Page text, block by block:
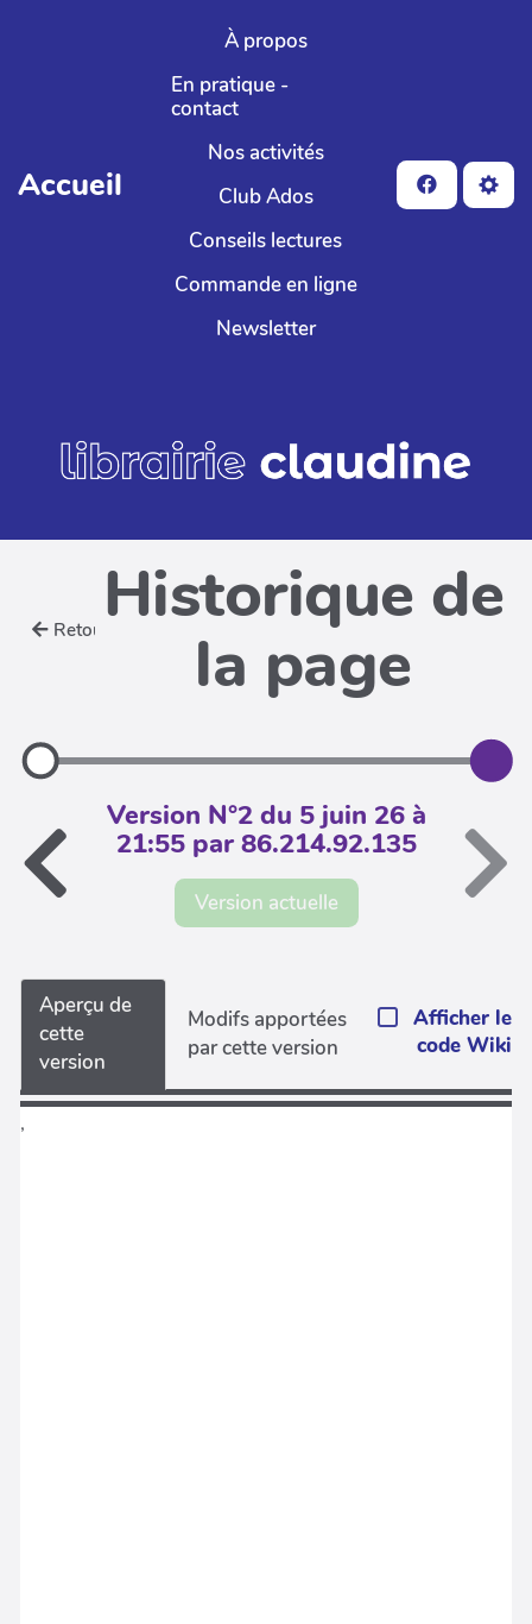
Aller au contenu principal
Accueil
À propos
En pratique -
contact
Nos activités
Club Ados
Conseils lectures
Commande en ligne
Newsletter
Retour Historique de
la page
Version N°2 du 5 juin 26 à
21:55 par 86.214.92.135
Version actuelle
Aperçu de
cette
version
Modifs apportées
par cette version
Afficher le
code Wiki